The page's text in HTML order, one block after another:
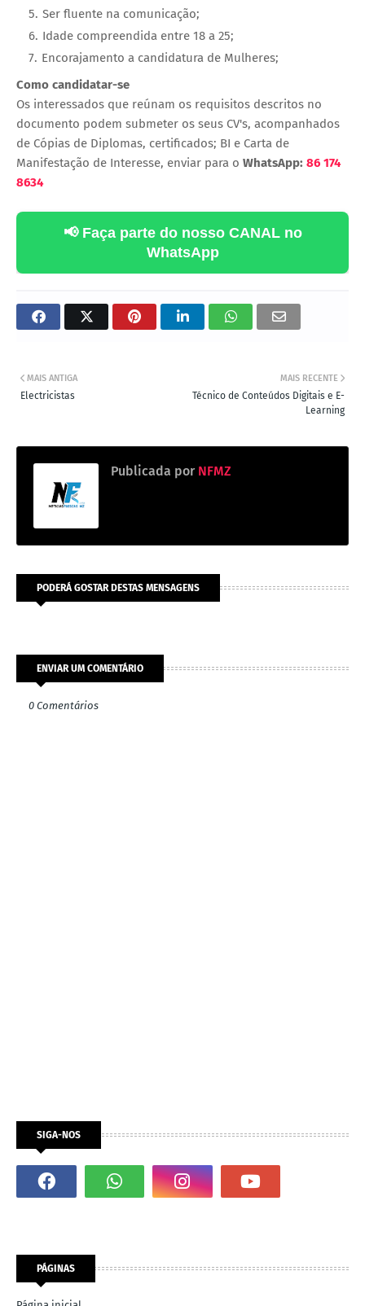
Ser fluente na comunicação;
Idade compreendida entre 18 a 25;
Encorajamento a candidatura de Mulheres;
Como candidatar-se
Os interessados que reúnam os requisitos descritos no
documento podem submeter os seus CV's, acompanhados
de Cópias de Diplomas, certificados; BI e Carta de
Manifestação de Interesse, enviar para o WhatsApp: 86 174
8634
📢 Faça parte do nosso CANAL no
WhatsApp
MAIS RECENTE
Técnico de Conteúdos Digitais e E-
Learning
MAIS ANTIGA
Electricistas
Publicada por NFMZ
PODERÁ GOSTAR DESTAS MENSAGENS
ENVIAR UM COMENTÁRIO
0 Comentários
SIGA-NOS
PÁGINAS